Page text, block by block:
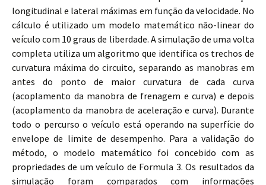
longitudinal e lateral máximas em função da velocidade. No
cálculo é utilizado um modelo matemático não-linear do
veículo com 10 graus de liberdade. A simulação de uma volta
completa utiliza um algoritmo que identifica os trechos de
curvatura máxima do circuito, separando as manobras em
antes do ponto de maior curvatura de cada curva
(acoplamento da manobra de frenagem e curva) e depois
(acoplamento da manobra de aceleração e curva). Durante
todo o percurso o veículo está operando na superfície do
envelope de limite de desempenho. Para a validação do
método, o modelo matemático foi concebido com as
propriedades de um veículo de Formula 3. Os resultados da
simulação foram comparados com informações